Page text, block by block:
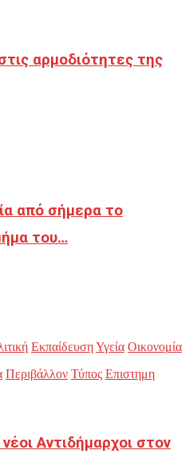
αρμοδιότητες της
από σήμερα το
του…
ΕκπαίδευσηΥγεία Οικονομία
Περιβάλλον Τύπος Επιστημη
Αντιδήμαρχοι στον